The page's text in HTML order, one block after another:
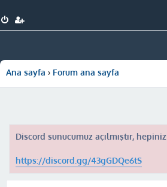
Ana sayfa Forum ana sayfa
Discord sunucumuz açılmıştır,
https://discord.gg/43gGDQe6tS